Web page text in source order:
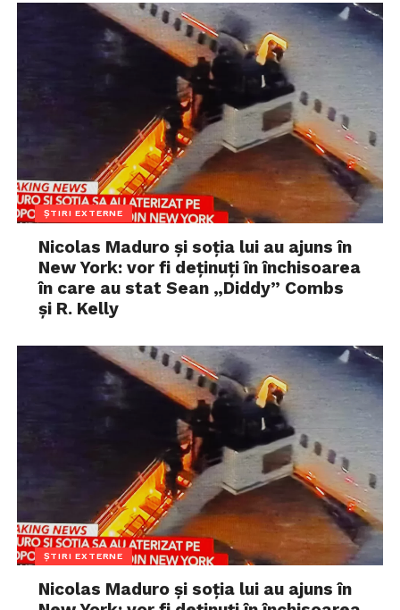
ȘTIRI EXTERNE
Nicolas Maduro și soția lui au ajuns în
New York: vor fi deținuți în închisoarea
în care au stat Sean „Diddy” Combs
și R. Kelly
ȘTIRI EXTERNE
Nicolas Maduro și soția lui au ajuns în